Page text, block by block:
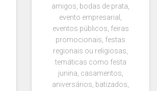
amigos, bodas de prata,
evento empresarial,
eventos públicos, feiras
promocionais, festas
regionais ou religiosas,
temáticas como festa
junina, casamentos,
aniversários, batizados,